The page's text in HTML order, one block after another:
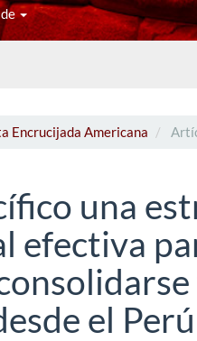
de
Encrucijada Americana
una
efectiva
el Perú